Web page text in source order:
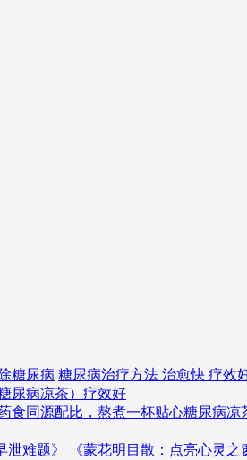
糖尿病 糖尿病治疗方法 治愈快 疗效
尿病凉茶）疗效好
食同源配比，熬煮一杯贴心糖尿病凉
泄难题》 《蒙花明目散：点亮心灵之